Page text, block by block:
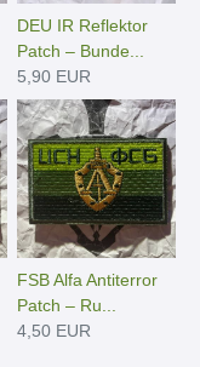
DEU IR Reflektor
Patch – Bunde...
5,90 EUR
FSB Alfa Antiterror
Patch – Ru...
4,50 EUR